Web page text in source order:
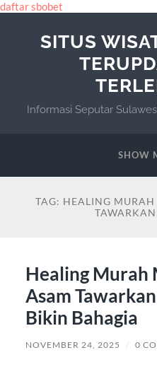
daftar sbobet
SITUS
Informasi Seputar
SHOW
TAG: HEALING
Healing Murah
Asam
Bikin Bahagia
NOVEMBER 24, 2025 / 0